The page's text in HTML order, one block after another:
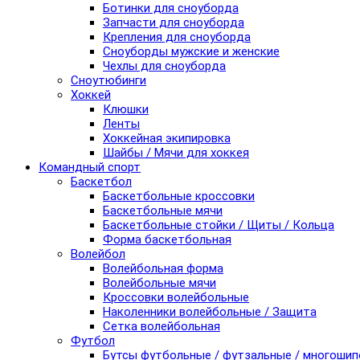
Ботинки для сноуборда
Запчасти для сноуборда
Крепления для сноуборда
Сноуборды мужские и женские
Чехлы для сноуборда
Сноутюбинги
Хоккей
Клюшки
Ленты
Хоккейная экипировка
Шайбы / Мячи для хоккея
Командный спорт
Баскетбол
Баскетбольные кроссовки
Баскетбольные мячи
Баскетбольные стойки / Щиты / Кольца
Форма баскетбольная
Волейбол
Волейбольная форма
Волейбольные мячи
Кроссовки волейбольные
Наколенники волейбольные / Защита
Сетка волейбольная
Футбол
Бутсы футбольные / футзальные /